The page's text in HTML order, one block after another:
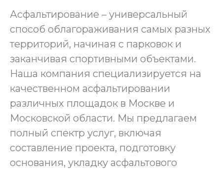
Асфальтирование – универсальный
способ облагораживания самых разных
территорий, начиная с парковок и
заканчивая спортивными объектами.
Наша компания специализируется на
качественном асфальтировании
различных площадок в Москве и
Московской области. Мы предлагаем
полный спектр услуг, включая
составление проекта, подготовку
основания, укладку асфальтового